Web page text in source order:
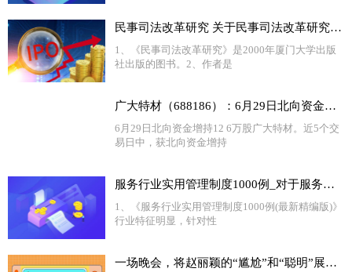
民事司法改革研究 关于民事司法改革研究介绍
1、《民事司法改革研究》是2000年厦门大学出版
社出版的图书。2、作者是
广大特材（688186）：6月29日北向资金增持12.6万股
6月29日北向资金增持12 6万股广大特材。近5个交
易日中，获北向资金增持
服务行业实用管理制度1000例_对于服务行业实用管理制度1000例简单介绍
1、《服务行业实用管理制度1000例(最新精编版)》
行业特征明显，针对性
一场晚会，将赵丽颖的“尴尬”和“聪明”展现得淋漓尽致 环球要闻